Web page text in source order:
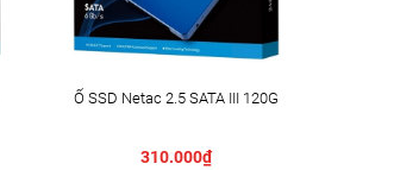
Ổ SSD Netac 2.5 SATA III 120G
310.000₫